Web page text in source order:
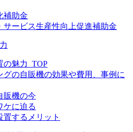
補助金
サービス生産性向上促進補助金
の魅力_TOP
グの自販機の効果や費用、事例に
販機の今
ケに迫る
するメリット